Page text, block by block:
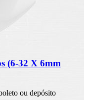
(6-32 X 6mm
ou depósito